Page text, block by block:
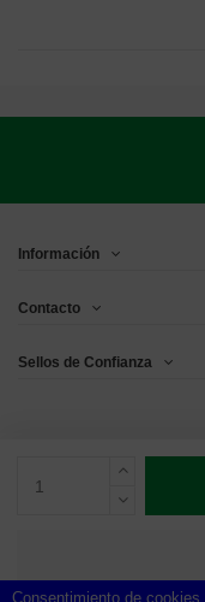
Información
Contacto
Sellos de Confianza
Consentimiento de cookies